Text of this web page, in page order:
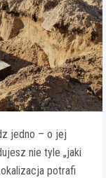
jedno – o jej
nie tyle „jaki
potrafi